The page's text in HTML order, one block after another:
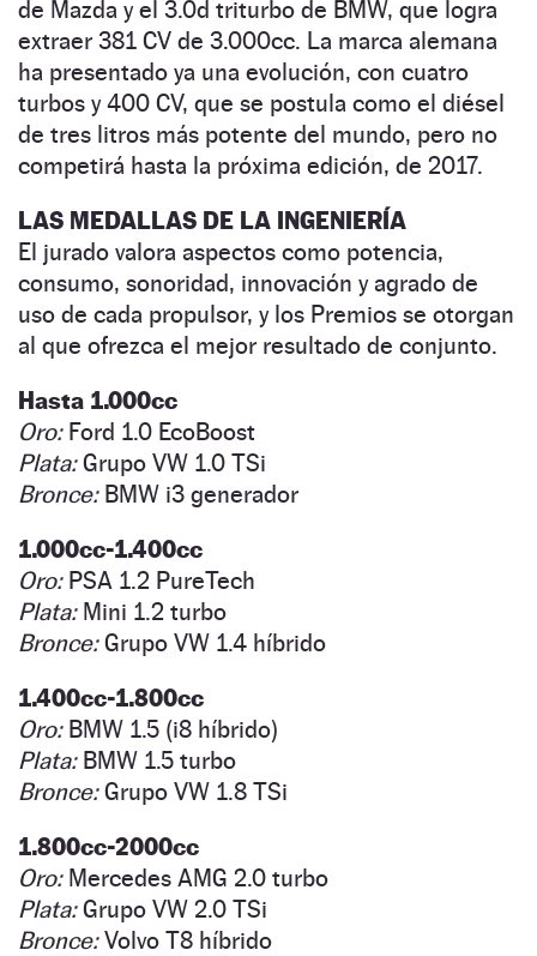
de Mazda y el 3.0d triturbo de BMW, que logra
extraer 381 CV de 3.000cc. La marca alemana
ha presentado ya una evolución, con cuatro
turbos y 400 CV, que se postula como el diésel
de tres litros más potente del mundo, pero no
competirá hasta la próxima edición, de 2017.
LAS MEDALLAS DE LA INGENIERÍA
El jurado valora aspectos como potencia,
consumo, sonoridad, innovación y agrado de
uso de cada propulsor, y los Premios se otorgan
al que ofrezca el mejor resultado de conjunto.
Hasta 1.000cc
Oro:Ford 1.0 EcoBoost
Plata:Grupo VW 1.0 TSi
Bronce:BMW i3 generador
1.000cc-1.400cc
Oro:PSA 1.2 PureTech
Plata:Mini 1.2 turbo
Bronce:Grupo VW 1.4 híbrido
1.400cc-1.800cc
Oro:BMW 1.5 (i8 híbrido)
Plata:BMW 1.5 turbo
Bronce:Grupo VW 1.8 TSi
1.800cc-2000cc
Oro:Mercedes AMG 2.0 turbo
Plata:Grupo VW 2.0 TSi
Bronce:Volvo T8 híbrido